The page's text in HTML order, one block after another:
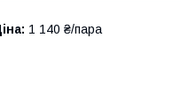
1 140 ₴/пара